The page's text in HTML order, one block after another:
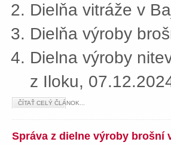
Dielňa vitráže v
Dielňa výroby
Dielna výroby
z Iloku,
ČÍTAŤ CELÝ ČLÁNOK...
Správa z dielne výroby brošní